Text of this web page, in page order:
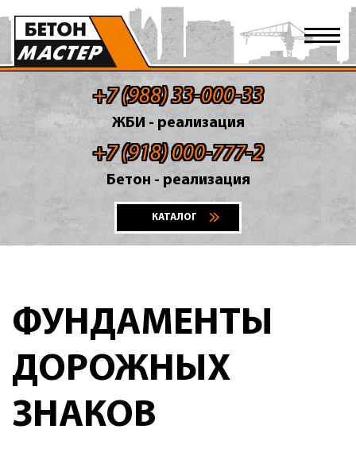
+7 (988) 33-000-33
ЖБИ - реализация
+7 (918) 000-777-2
Бетон - реализация
КАТАЛОГ
ФУНДАМЕНТЫ
ДОРОЖНЫХ
ЗНАКОВ